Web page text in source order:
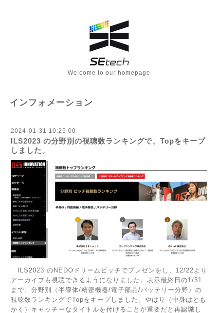
Welcome to our homepage
インフォメーション
2024-01-31 10:25:00
ILS2023 の分野別の視聴数ランキングで、Topをキープ
しました。
ILS2023 のNEDOドリームピッチでプレゼンをし、12/22より
アーカイブも視聴できるようになりました。表示最終日の1/31
まで、分野別（半導体/精密機器/電子部品/バッテリー分野）の
視聴数ランキングでTopをキープしました。やはり（中身はとも
かく）キャッチーなタイトルを付けることが重要だと再認識し